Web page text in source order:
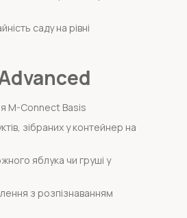
саду на рівні
M-Connect Basis
зібраних у контейнер на
яблука чи груші у
з розпізнаванням